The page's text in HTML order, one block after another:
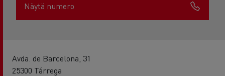
Näytä numero
Avda. de Barcelona, 31
25300 Tárrega